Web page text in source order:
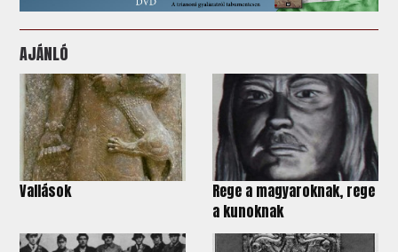
AJÁNLÓ
Vallások
Rege a magyaroknak, rege
a kunoknak